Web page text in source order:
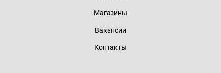
Магазины
Вакансии
Контакты